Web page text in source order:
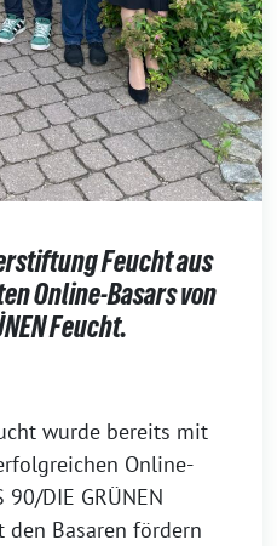
Feucht aus
Online-Basars von
Feucht.
wurde bereits mit
Online-
90/DIE GRÜNEN
Basaren fördern